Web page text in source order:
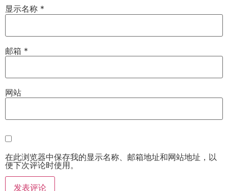
显示名称 *
邮箱 *
网站
在此浏览器中保存我的显示名称、邮箱地址和网站地址，以
便下次评论时使用。